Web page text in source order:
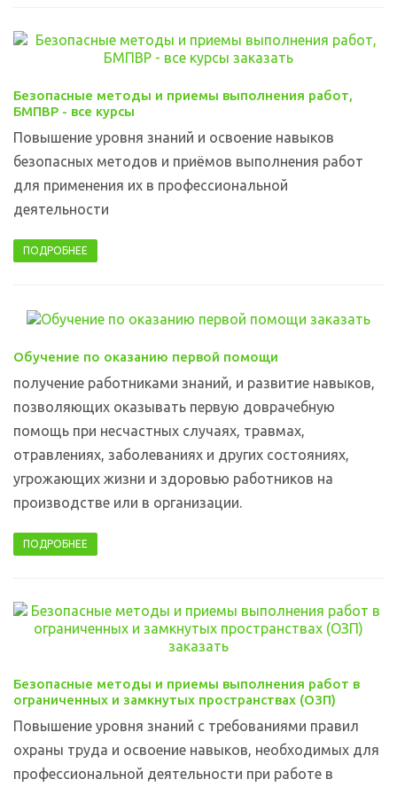
Безопасные методы и приемы выполнения работ,
БМПВР - все курсы
Повышение уровня знаний и освоение навыков
безопасных методов и приёмов выполнения работ
для применения их в профессиональной
деятельности
ПОДРОБНЕЕ
Обучение по оказанию первой помощи
получение работниками знаний, и развитие навыков,
позволяющих оказывать первую доврачебную
помощь при несчастных случаях, травмах,
отравлениях, заболеваниях и других состояниях,
угрожающих жизни и здоровью работников на
производстве или в организации.
ПОДРОБНЕЕ
Безопасные методы и приемы выполнения работ в
ограниченных и замкнутых пространствах (ОЗП)
Повышение уровня знаний с требованиями правил
охраны труда и освоение навыков, необходимых для
профессиональной деятельности при работе в